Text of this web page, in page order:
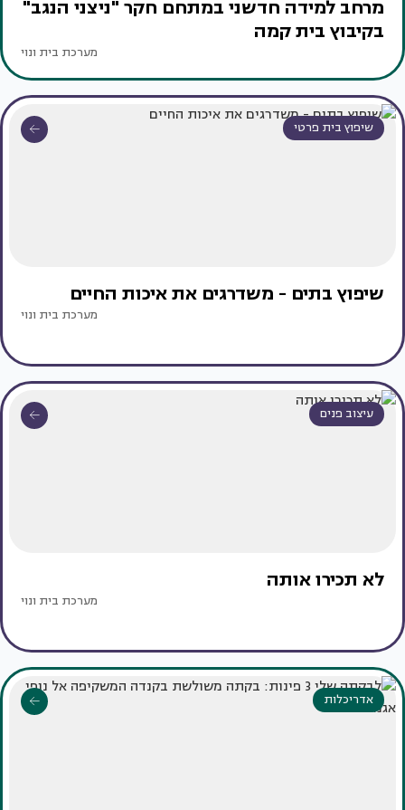
מרחב למידה חדשני במתחם חקר "ניצני הנגב"
בקיבוץ בית קמה
מערכת בית ונוי
שיפוץ בית פרטי
שיפוץ בתים - משדרגים את איכות החיים
מערכת בית ונוי
עיצוב פנים
לא תכירו אותה
מערכת בית ונוי
אדריכלות